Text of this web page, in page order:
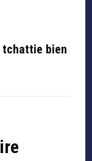
tchattie bien